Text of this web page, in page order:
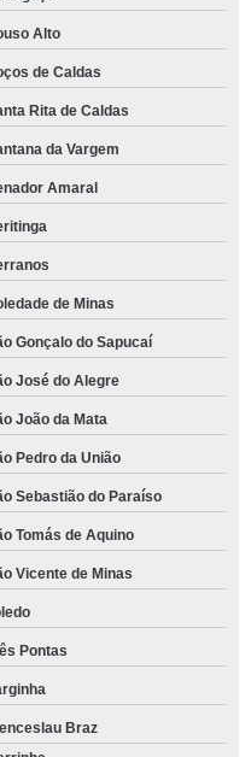
Alto
de Caldas
Rita de Caldas
da Vargem
Amaral
de Minas
Gonçalo do Sapucaí
José do Alegre
João da Mata
Pedro da União
Sebastião do Paraíso
Tomás de Aquino
Vicente de Minas
Pontas
Braz